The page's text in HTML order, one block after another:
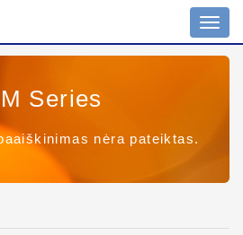
Series
nėra pateiktas.